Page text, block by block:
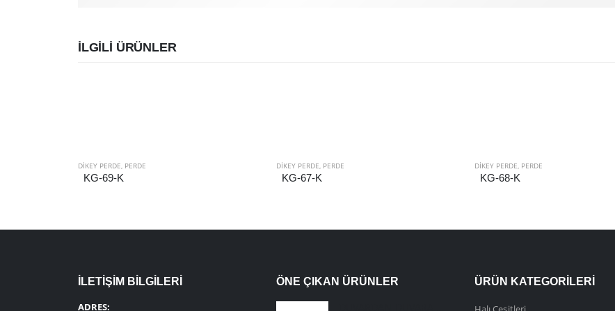
İLGILI ÜRÜNLER
DIKEY PERDE, PERDE
KG-69-K
DIKEY PERDE, PERDE
KG-67-K
DIKEY PERDE, PERDE
KG-68-K
İLETİŞİM BİLGİLERİ
ADRES:
ÖNE ÇIKAN ÜRÜNLER ÜRÜN KATEGORILERI